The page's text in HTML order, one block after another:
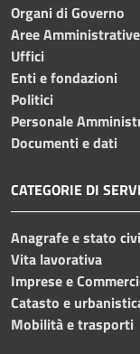
Organi di Governo
Aree Amministrative
Uffici
Enti e fondazioni
Politici
Personale
Documenti e dati
CATEGORIE DI
Anagrafe e stato
Vita lavorativa
Imprese e
Catasto e
Mobilità e trasporti